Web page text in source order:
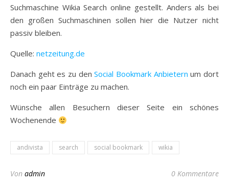
Suchmaschine Wikia Search online gestellt. Anders als bei
den großen Suchmaschinen sollen hier die Nutzer nicht
passiv bleiben.
Quelle: netzeitung.de
Danach geht es zu denSocial Bookmark Anbietern um dort
noch ein paar Einträge zu machen.
Wünsche allen Besuchern dieser Seite ein schönes
Wochenende
andivista search social bookmark wikia
Von admin 0 Kommentare